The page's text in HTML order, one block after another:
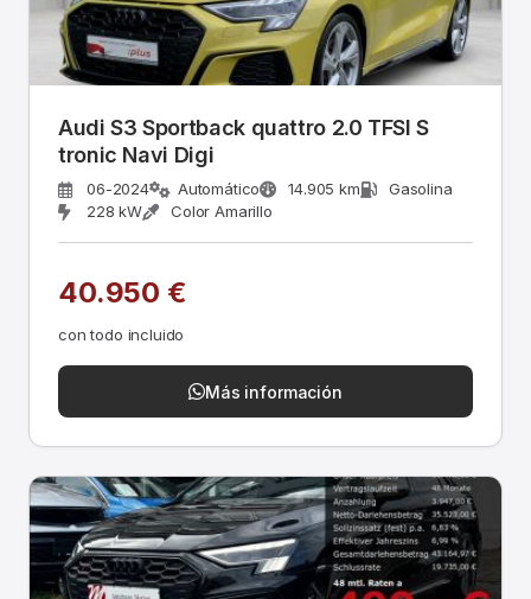
Audi S3 Sportback quattro 2.0 TFSI S
tronic Navi Digi
06-2024 Automático 14.905 km
Gasolina
228 kW
Color Amarillo
40.950 €
con todo incluido
Más información